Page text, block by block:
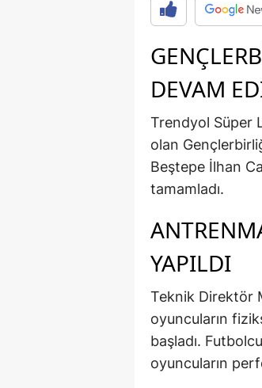
DEVAM
Trendyol Süper
olan
Beştepe İlhan
tamamladı.
YAPILDI
Teknik Direktör
oyuncuların
başladı.
oyuncuların